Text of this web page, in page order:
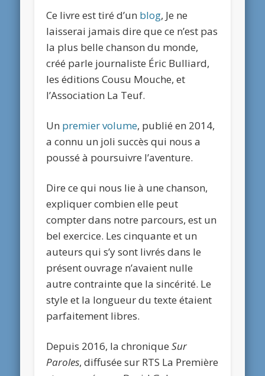
Ce livre est tiré d’un blog, Je ne
laisserai jamais dire que ce n’est pas
la plus belle chanson du monde,
créé parle journaliste Éric Bulliard,
les éditions Cousu Mouche, et
l’Association La Teuf.
Un premier volume, publié en 2014,
a connu un joli succès qui nous a
poussé à poursuivre l’aventure.
Dire ce qui nous lie à une chanson,
expliquer combien elle peut
compter dans notre parcours, est un
bel exercice. Les cinquante et un
auteurs qui s’y sont livrés dans le
présent ouvrage n’avaient nulle
autre contrainte que la sincérité. Le
style et la longueur du texte étaient
parfaitement libres.
Depuis 2016, la chroniqueSur
Paroles, diffusée sur RTS La Première